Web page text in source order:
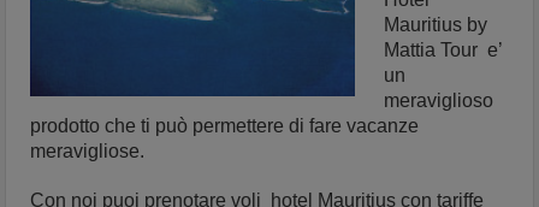
Mauritius by
Mattia Tour e’
un
meraviglioso
prodotto che ti può permettere di fare vacanze
meravigliose.
Con noi puoi prenotare voli hotel Mauritius con tariffe